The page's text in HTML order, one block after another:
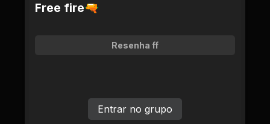
Free fire🔫
Resenha ff
Entrar no grupo